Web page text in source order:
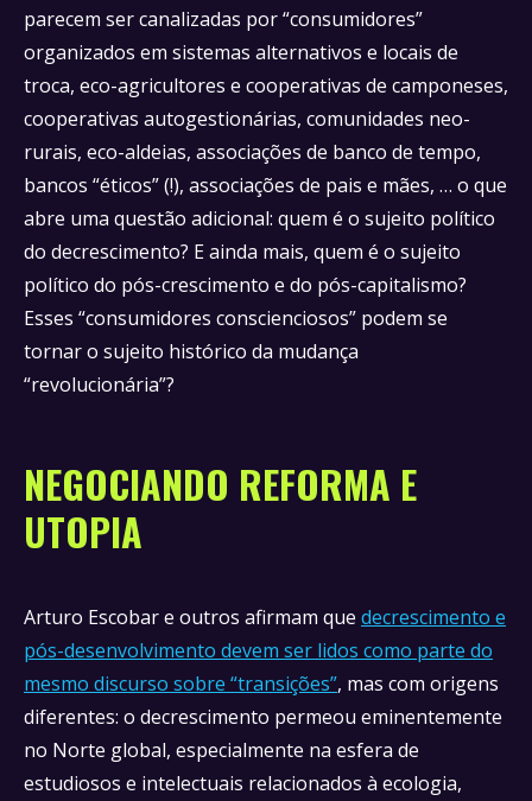
parecem ser canalizadas por “consumidores”
organizados em sistemas alternativos e locais de
troca, eco-agricultores e cooperativas de camponeses,
cooperativas autogestionárias, comunidades neo-
rurais, eco-aldeias, associações de banco de tempo,
bancos “éticos” (!), associações de pais e mães, … o que
abre uma questão adicional: quem é o sujeito político
do decrescimento? E ainda mais, quem é o sujeito
político do pós-crescimento e do pós-capitalismo?
Esses “consumidores conscienciosos” podem se
tornar o sujeito histórico da mudança
“revolucionária”?
NEGOCIANDO REFORMA E
UTOPIA
Arturo Escobar e outros afirmam que decrescimento e
pós-desenvolvimento devem ser lidos como parte do
mesmo discurso sobre “transições”, mas com origens
diferentes: o decrescimento permeou eminentemente
no Norte global, especialmente na esfera de
estudiosos e intelectuais relacionados à ecologia,